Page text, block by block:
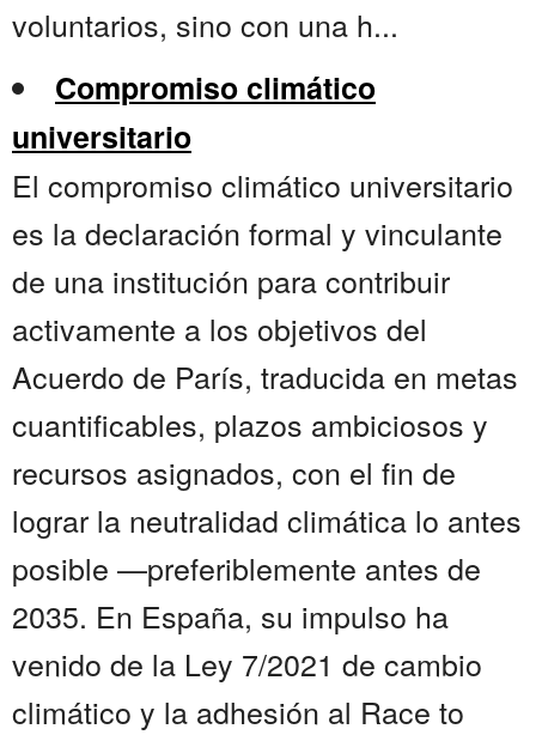
voluntarios, sino con una h...
Compromiso climático
universitario
El compromiso climático universitario
es la declaración formal y vinculante
de una institución para contribuir
activamente a los objetivos del
Acuerdo de París, traducida en metas
cuantificables, plazos ambiciosos y
recursos asignados, con el fin de
lograr la neutralidad climática lo antes
posible —preferiblemente antes de
2035. En España, su impulso ha
venido de la Ley 7/2021 de cambio
climático y la adhesión al Race to